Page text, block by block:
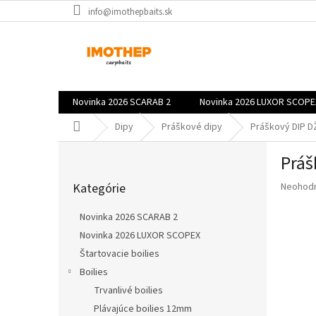
na
info@imothepbaits.sk
Novinka 2026 SCARAB 2 Novinka 2026 LUXOR
DomovDipy Práškové dipy Práškový DIP
kategórie
Kategórie
Novinka 2026 SCARAB 2
Novinka 2026 LUXOR SCOPEX
Štartovacie boilies
Boilies
Trvanlivé boilies
Plávajúce boilies 12mm